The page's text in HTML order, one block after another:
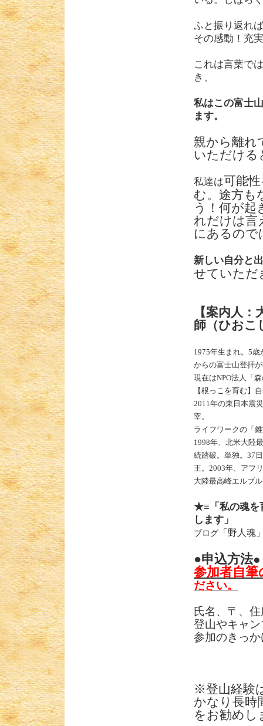
ふと振り返れ
その感動！充
これは言葉で
き、
私はこの富士
ます。
親から離れ
いただける
私達は可能
む。途方も
う！何が起
れだけは言
にあるので
新しい自分と
せていただ
【案内人：
師（ひおこ
1975年生まれ。 5歳
からの富士山登拝
現在はNPO法人「
【根っこを育む】
2011年の東日本震
宰。
ライフワークの「
1998年、北米大陸
続踏破。単独。 37
王。 2003年、アフ
大陸最高峰エルブ
★≡「私の魂を
します」
ブログ 「野人魂
●申込方法
参加者自
ださい。
氏名、〒、
登山やキャ
参加のきっ
※登山経験
かなり長時
をお勧めし